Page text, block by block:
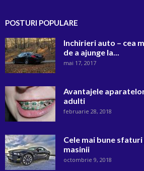
POSTURI POPULARE
Inchirieri auto – cea
de a ajunge la...
mai 17, 2017
Avantajele
adulti
februarie 28, 2018
Cele mai bune
masinii
octombrie 9, 2018